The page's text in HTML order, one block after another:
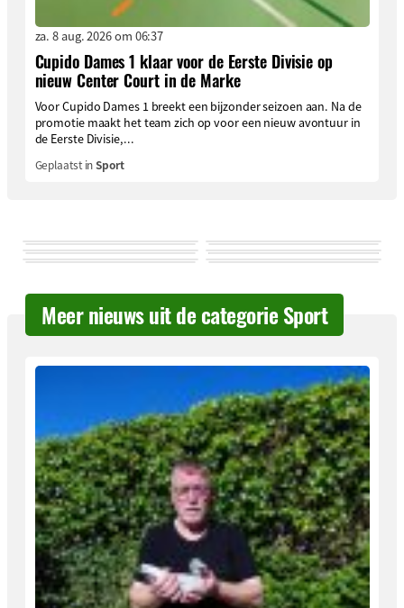
za. 8 aug. 2026 om 06:37
Cupido Dames 1 klaar voor de Eerste Divisie op
nieuw Center Court in de Marke
Voor Cupido Dames 1 breekt een bijzonder seizoen aan. Na de
promotie maakt het team zich op voor een nieuw avontuur in
de Eerste Divisie,...
Geplaatst inSport
Meer nieuws uit de categorie Sport